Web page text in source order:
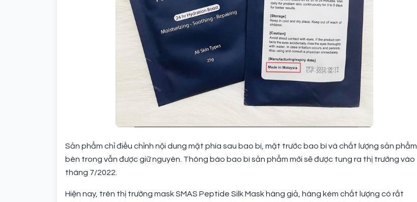
Sản phẩm chỉ điều chỉnh nội dung mặt phía sau bao bì, mặt trước bao bì và chất lượng sản phẩm
bên trong vẫn được giữ nguyên. Thông báo bao bì sản phẩm mới sẽ được tung ra thị trường vào
tháng 7/2022.
Hiện nay, trên thị trường mask SMAS Peptide Silk Mask hàng giả, hàng kém chất lượng có rất